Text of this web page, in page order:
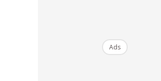
Antaranya dengan penggunaan teknologi
Better Cotton Iniatiative (BCI) dan
Ads